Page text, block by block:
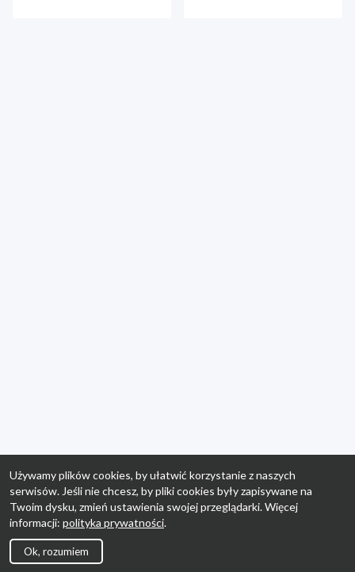
Używamy plików cookies, by ułatwić korzystanie z naszych
serwisów. Jeśli nie chcesz, by pliki cookies były zapisywane na
Twoim dysku, zmień ustawienia swojej przeglądarki. Więcej
informacji: polityka prywatności.
Ok, rozumiem